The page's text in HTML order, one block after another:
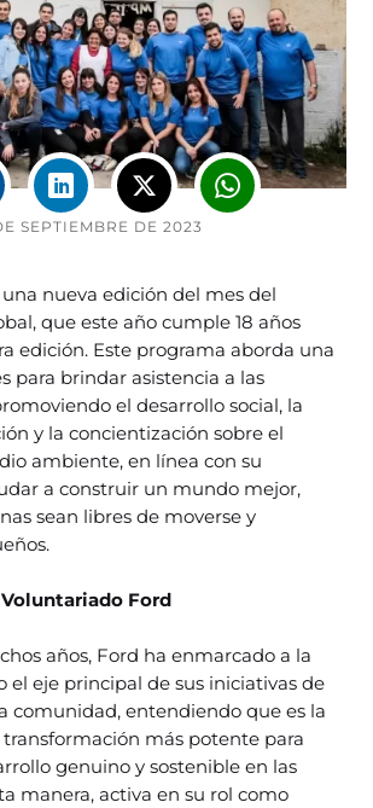
SEPTIEMBRE DE 2023
nueva edición del mes del
que este año cumple 18 años
edición. Este programa aborda una
para brindar asistencia a las
el desarrollo social, la
y la concientización sobre el
ambiente, en línea con su
a construir un mundo mejor,
sean libres de moverse y
Ford
años, Ford ha enmarcado a la
el eje principal de sus iniciativas de
comunidad, entendiendo que es la
más potente para
genuino y sostenible en las
manera, activa en su rol como